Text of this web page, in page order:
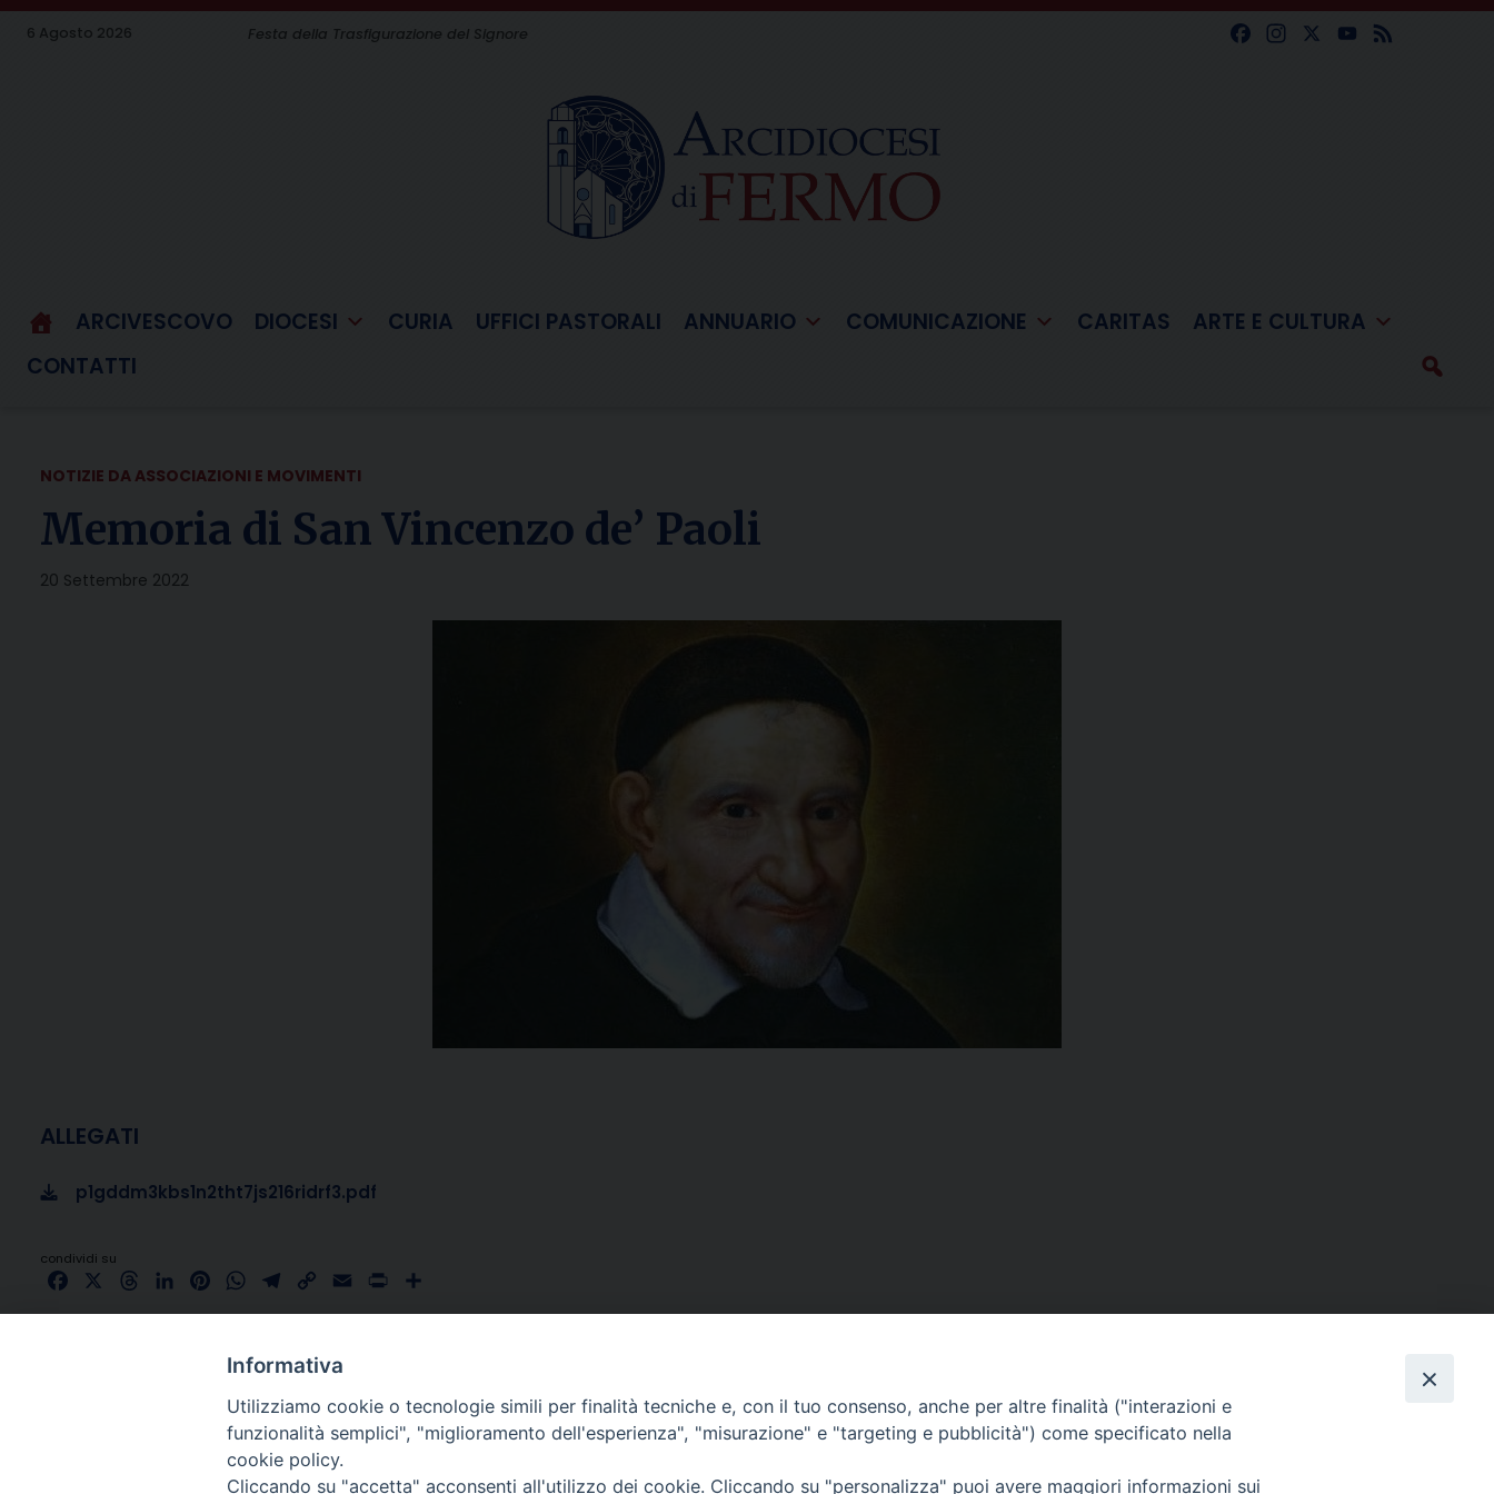
Skip
6 Agosto 2026 Festa della Trasfigurazione del Signore Facebook
Instagram
X YouTube
Feed
ARCIVESCOVO DIOCESI CURIA UFFICI PASTORALI ANNUARIO COMUNICAZIONE CARITAS
ARTE E CULTURA
CONTATTI
NOTIZIE DA ASSOCIAZIONI E MOVIMENTI
Memoria di San Vincenzo de’ Paoli
20 Settembre 2022
ALLEGATI
p1gddm3kbs1n2tht7js216ridrf3.pdf
condividi su
FacebookThreadsLinkedInPinterestWhatsApp
Telegram
Copy Email Print
Informativa
Utilizziamo cookie o tecnologie simili per finalità tecniche e, con il tuo consenso, anche per altre finalità ("interazioni e
funzionalità semplici", "miglioramento dell'esperienza", "misurazione" e "targeting e pubblicità") come specificato nella
cookie policy.
Cliccando su "accetta" acconsenti all'utilizzo dei cookie. Cliccando su "personalizza" puoi avere maggiori informazioni sui